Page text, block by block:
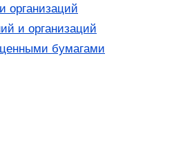
организаций
и организаций
бумагами